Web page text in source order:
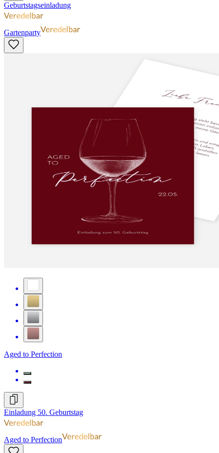
Geburtstagseinladung
Gartenparty
Aged to Perfection
Einladung 50. Geburtstag
Aged to Perfection